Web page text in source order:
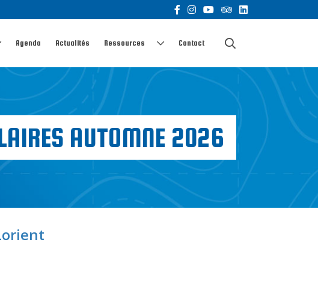
Agenda Actualités Ressources Contact
AUTOMNE 2026